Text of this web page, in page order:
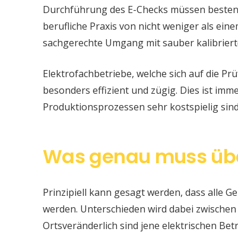
Durchführung des E-Checks müssen
berufliche Praxis von nicht weniger als
sachgerechte Umgang mit sauber
Elektrofachbetriebe, welche sich auf die
besonders effizient und zügig. Dies ist
Produktionsprozessen sehr kostspielig
Was genau muss
Prinzipiell kann gesagt werden, dass alle
werden. Unterschieden wird dabei
Ortsveränderlich sind jene elektrischen